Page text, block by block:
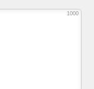
1000